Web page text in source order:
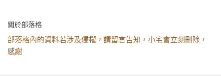
關於部落格
部落格內的資料若涉及侵權，請留言告知，小宅會立刻刪除，
感謝